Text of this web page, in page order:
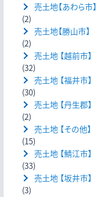
売土地【あわら市】
(2)
売土地【勝山市】
(2)
売土地 【越前市】
(32)
売土地 【福井市】
(30)
売土地 【丹生郡】
(2)
売土地 【その他】
(15)
売土地 【鯖江市】
(33)
売土地 【坂井市】
(3)